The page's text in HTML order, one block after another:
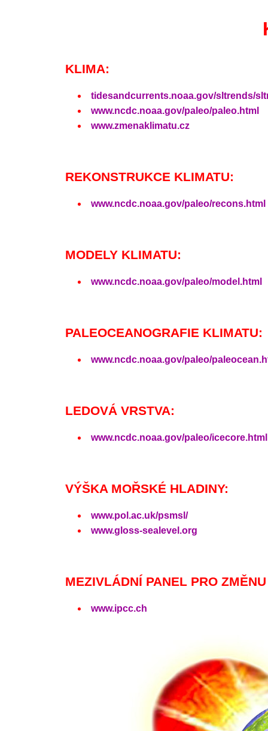
KLIMA:
tidesandcurrents.noaa.gov/sltrends/
www.ncdc.noaa.gov/paleo/paleo.html
www.zmenaklimatu.cz
REKONSTRUKCE KLIMATU:
www.ncdc.noaa.gov/paleo/recons.html
MODELY KLIMATU:
www.ncdc.noaa.gov/paleo/model.html
PALEOCEANOGRAFIE KLIMATU:
www.ncdc.noaa.gov/paleo/
LEDOVÁ VRSTVA:
www.ncdc.noaa.gov/paleo/icecore.html
VÝŠKA MOŘSKÉ HLADINY:
www.pol.ac.uk/psmsl/
www.gloss-sealevel.org
MEZIVLÁDNÍ PANEL PRO
www.ipcc.ch